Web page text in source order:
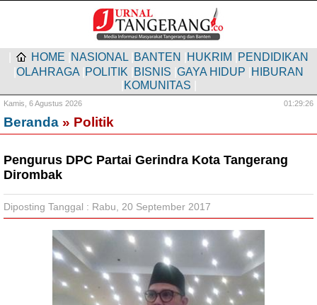
HOME NASIONAL BANTEN HUKRIM PENDIDIKAN
OLAHRAGA POLITIK BISNIS GAYA HIDUP HIBURAN
KOMUNITAS
Kamis, 6 Agustus 2026 01:29:26
Beranda » Politik
Pengurus DPC Partai Gerindra Kota Tangerang
Dirombak
Diposting Tanggal : Rabu, 20 September 2017